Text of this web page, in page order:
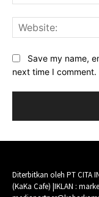
Save my name,
next time I comment.
Diterbitkan oleh PT CITA
(KaKa Cafe) |IKLAN :